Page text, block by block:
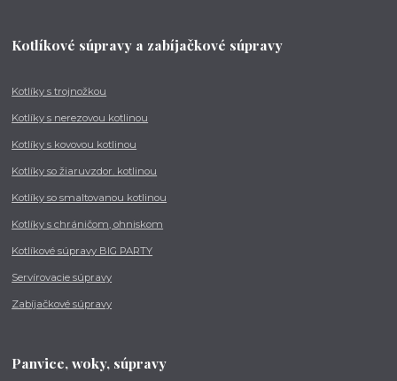
Kotlíkové súpravy a zabíjačkové súpravy
Kotlíky s trojnožkou
Kotlíky s nerezovou kotlinou
Kotlíky s kovovou kotlinou
Kotlíky so žiaruvzdor. kotlinou
Kotlíky so smaltovanou kotlinou
Kotlíky s chráničom, ohniskom
Kotlíkové súpravy BIG PARTY
Servírovacie súpravy
Zabíjačkové súpravy
Panvice, woky, súpravy